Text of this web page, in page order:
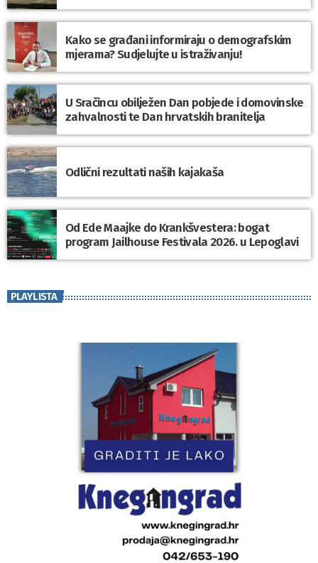
Kako se građani informiraju o demografskim
mjerama? Sudjelujte u istraživanju!
U Sračincu obilježen Dan pobjede i domovinske
zahvalnosti te Dan hrvatskih branitelja
Odlični rezultati naših kajakaša
Od Ede Maajke do Krankšvestera: bogat
program Jailhouse Festivala 2026. u Lepoglavi
PLAYLISTA